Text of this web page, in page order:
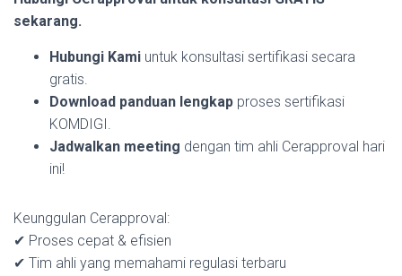
sekarang.
Hubungi Kami untuk konsultasi sertifikasi secara
gratis.
Download panduan lengkap proses sertifikasi
KOMDIGI.
Jadwalkan meeting dengan tim ahli Cerapproval hari
ini!
Keunggulan Cerapproval:
✔ Proses cepat & efisien
✔ Tim ahli yang memahami regulasi terbaru